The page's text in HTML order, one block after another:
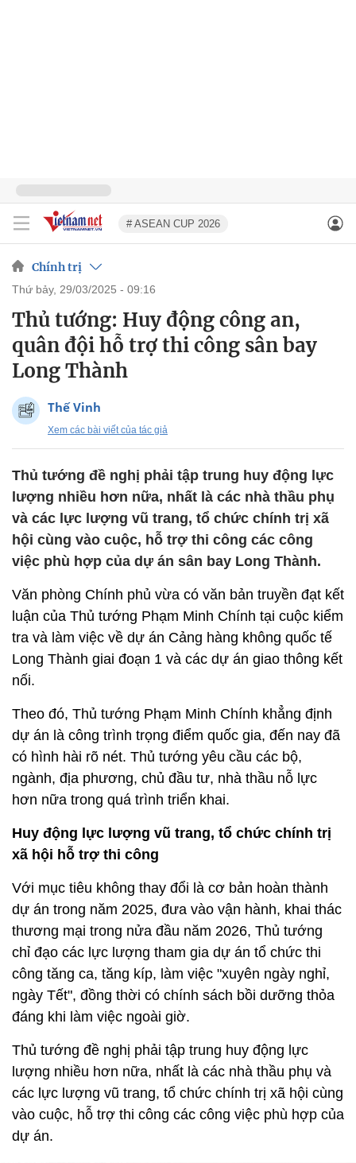
# ASEAN CUP 2026
Chính trị
thứ bảy, 29/03/2025 - 09:16
Thủ tướng: Huy động công an,
quân đội hỗ trợ thi công sân bay
Long Thành
Thế Vinh
Xem các bài viết của tác giả
Thủ tướng đề nghị phải tập trung huy động lực
lượng nhiều hơn nữa, nhất là các nhà thầu phụ
và các lực lượng vũ trang, tổ chức chính trị xã
hội cùng vào cuộc, hỗ trợ thi công các công
việc phù hợp của dự án sân bay Long Thành.
Văn phòng Chính phủ vừa có văn bản truyền đạt kết
luận của Thủ tướng Phạm Minh Chính tại cuộc kiểm
tra và làm việc về dự án Cảng hàng không quốc tế
Long Thành giai đoạn 1 và các dự án giao thông kết
nối.
Theo đó, Thủ tướng Phạm Minh Chính khẳng định
dự án là công trình trọng điểm quốc gia, đến nay đã
có hình hài rõ nét. Thủ tướng yêu cầu các bộ,
ngành, địa phương, chủ đầu tư, nhà thầu nỗ lực
hơn nữa trong quá trình triển khai.
Huy động lực lượng vũ trang, tổ chức chính trị
xã hội hỗ trợ thi công
Với mục tiêu không thay đổi là cơ bản hoàn thành
dự án trong năm 2025, đưa vào vận hành, khai thác
thương mại trong nửa đầu năm 2026, Thủ tướng
chỉ đạo các lực lượng tham gia dự án tổ chức thi
công tăng ca, tăng kíp, làm việc "xuyên ngày nghỉ,
ngày Tết", đồng thời có chính sách bồi dưỡng thỏa
đáng khi làm việc ngoài giờ.
Thủ tướng đề nghị phải tập trung huy động lực
lượng nhiều hơn nữa, nhất là các nhà thầu phụ và
các lực lượng vũ trang, tổ chức chính trị xã hội cùng
vào cuộc, hỗ trợ thi công các công việc phù hợp của
dự án.